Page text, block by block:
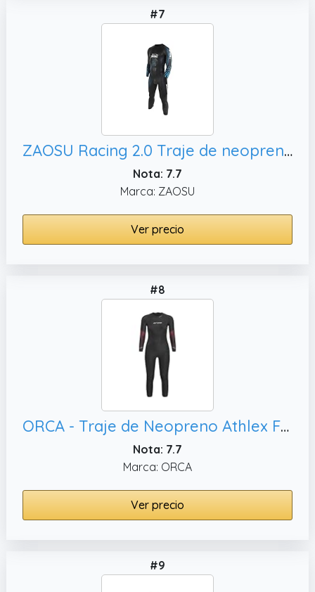
#7
ZAOSU Racing 2.0 Traje de neopreno Triatlón | Wetsuit Natación en aguas abiertas
Nota: 7.7
Marca: ZAOSU
Ver precio
#8
ORCA - Traje de Neopreno Athlex Float | Alta flotabilidad | Hidrodinámica Mejorada | Ajuste Flexible | Flotabilidad roja | Talla S
Nota: 7.7
Marca: ORCA
Ver precio
#9